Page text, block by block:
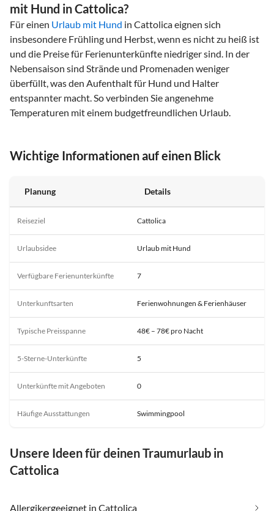
mit Hund in Cattolica?
Für einen Urlaub mit Hund in Cattolica eignen sich
insbesondere Frühling und Herbst, wenn es nicht zu heiß ist
und die Preise für Ferienunterkünfte niedriger sind. In der
Nebensaison sind Strände und Promenaden weniger
überfüllt, was den Aufenthalt für Hund und Halter
entspannter macht. So verbinden Sie angenehme
Temperaturen mit einem budgetfreundlichen Urlaub.
Wichtige Informationen auf einen Blick
Planung Details
Reiseziel Cattolica
Urlaubsidee Urlaub mit Hund
Verfügbare Ferienunterkünfte 7
Unterkunftsarten Ferienwohnungen & Ferienhäuser
Typische Preisspanne 48€ – 78€ pro Nacht
5-Sterne-Unterkünfte 5
Unterkünfte mit Angeboten 0
Häufige Ausstattungen Swimmingpool
Unsere Ideen für deinen Traumurlaub in
Cattolica
Allergikergeeignet in Cattolica